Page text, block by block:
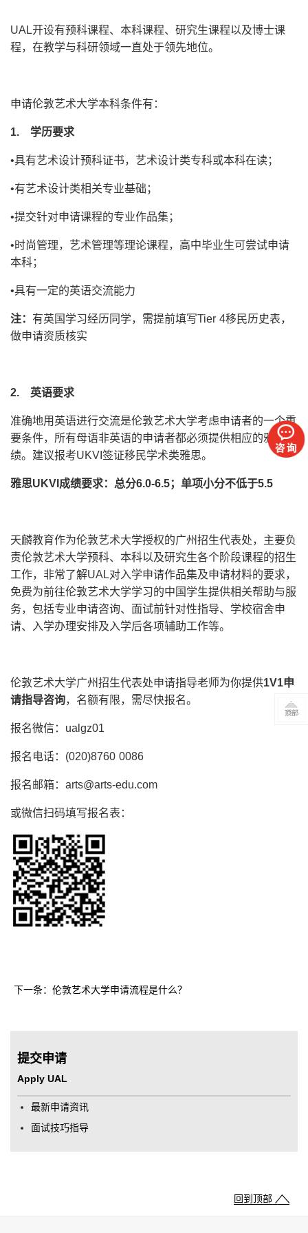
UAL开设有预科课程、本科课程、研究生课程以及博士课
程，在教学与科研领域一直处于领先地位。
申请伦敦艺术大学本科条件有：
1. 学历要求
•具有艺术设计预科证书，艺术设计类专科或本科在读；
•有艺术设计类相关专业基础；
•提交针对申请课程的专业作品集；
•时尚管理，艺术管理等理论课程，高中毕业生可尝试申请
本科；
•具有一定的英语交流能力
注： 有英国学习经历同学，需提前填写Tier 4移民历史表，
做申请资质核实
2. 英语要求
准确地用英语进行交流是伦敦艺术大学考虑申请者的一个重
要条件，所有母语非英语的申请者都必须提供相应的雅思成
绩。建议报考UKVI签证移民学术类雅思。
雅思UKVI成绩要求：总分6.0-6.5；单项小分不低于5.5
天麟教育作为伦敦艺术大学授权的广州招生代表处，主要负
责伦敦艺术大学预科、本科以及研究生各个阶段课程的招生
工作，非常了解UAL对入学申请作品集及申请材料的要求，
免费为前往伦敦艺术大学学习的中国学生提供相关帮助与服
务，包括专业申请咨询、面试前针对性指导、学校宿舍申
请、入学办理安排及入学后各项辅助工作等。
伦敦艺术大学广州招生代表处申请指导老师为你提供1V1申
请指导咨询，名额有限，需尽快报名。
报名微信：ualgz01
报名电话：(020)8760 0086
报名邮箱：arts@arts-edu.com
或微信扫码填写报名表：
下一条：伦敦艺术大学申请流程是什么？
提交申请
Apply UAL
最新申请资讯
面试技巧指导
回到顶部